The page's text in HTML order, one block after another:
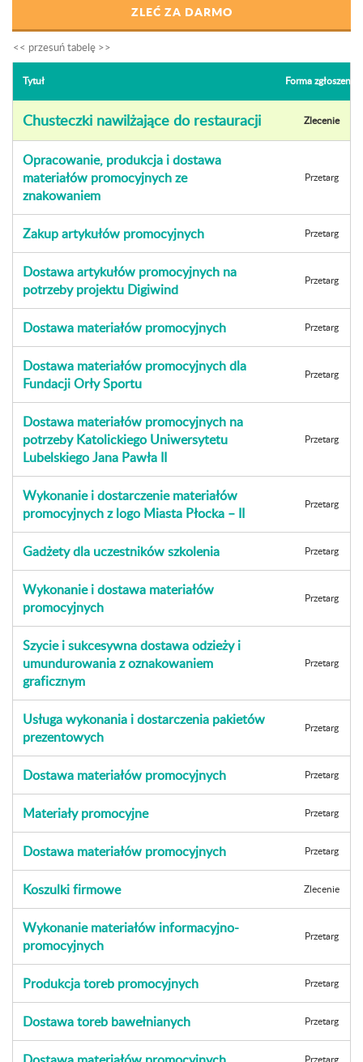
ZLEĆ ZA DARMO
Tytuł Forma zgłoszenia
Chusteczki nawilżające do restauracji Zlecenie
Opracowanie, produkcja i dostawa
materiałów promocyjnych ze
znakowaniem
Przetarg
Zakup artykułów promocyjnych Przetarg
Dostawa artykułów promocyjnych na
potrzeby projektu Digiwind
Przetarg
Dostawa materiałów promocyjnych Przetarg
Dostawa materiałów promocyjnych dla
Fundacji Orły Sportu
Przetarg
Dostawa materiałów promocyjnych na
potrzeby Katolickiego Uniwersytetu
Lubelskiego Jana Pawła II
Przetarg
Wykonanie i dostarczenie materiałów
promocyjnych z logo Miasta Płocka – II
Przetarg
Gadżety dla uczestników szkolenia Przetarg
Wykonanie i dostawa materiałów
promocyjnych
Przetarg
Szycie i sukcesywna dostawa odzieży i
umundurowania z oznakowaniem
graficznym
Przetarg
Usługa wykonania i dostarczenia pakietów
prezentowych
Przetarg
Dostawa materiałów promocyjnych Przetarg
Materiały promocyjne Przetarg
Dostawa materiałów promocyjnych Przetarg
Koszulki firmowe Zlecenie
Wykonanie materiałów informacyjno-
promocyjnych
Przetarg
Produkcja toreb promocyjnych Przetarg
Dostawa toreb bawełnianych Przetarg
Przetarg